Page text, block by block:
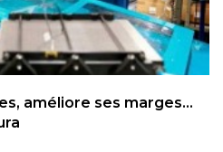
améliore ses marges...